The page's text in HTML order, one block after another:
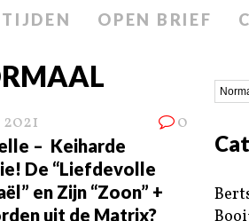
OPEN BRIEF
0
– Keiharde
De “Liefdevolle
en Zijn “Zoon” +
uit de Matrix?